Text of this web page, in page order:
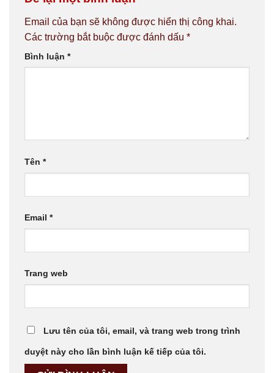
Email của bạn sẽ không được hiển thị công khai.
Các trường bắt buộc được đánh dấu *
Bình luận *
Tên *
Email *
Trang web
Lưu tên của tôi, email, và trang web trong trình
duyệt này cho lần bình luận kế tiếp của tôi.